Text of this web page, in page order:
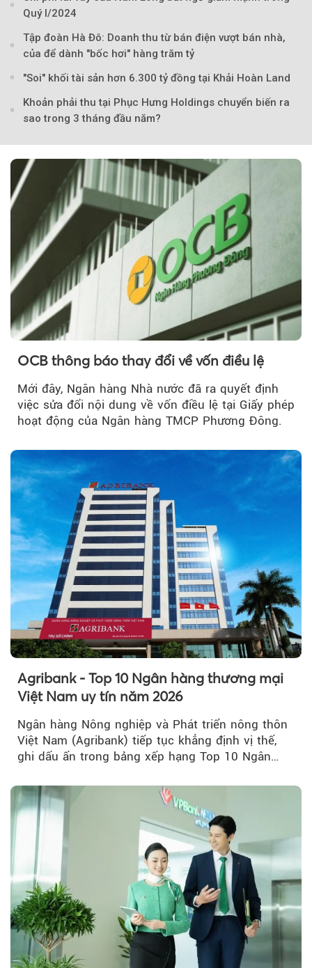
Theo
Quý I/2024
Tập đoàn Hà Đô: Doanh thu từ bán điện vượt bán nhà,
của để dành "bốc hơi" hàng trăm tỷ
"Soi" khối tài sản hơn 6.300 tỷ đồng tại Khải Hoàn Land
Khoản phải thu tại Phục Hưng Holdings chuyển biến ra
sao trong 3 tháng đầu năm?
OCB thông báo thay đổi về vốn điều lệ
Mới đây, Ngân hàng Nhà nước đã ra quyết định
việc sửa đổi nội dung về vốn điều lệ tại Giấy phép
hoạt động của Ngân hàng TMCP Phương Đông.
Agribank - Top 10 Ngân hàng thương mại
Việt Nam uy tín năm 2026
Ngân hàng Nông nghiệp và Phát triển nông thôn
Việt Nam (Agribank) tiếp tục khẳng định vị thế,
ghi dấu ấn trong bảng xếp hạng Top 10 Ngân